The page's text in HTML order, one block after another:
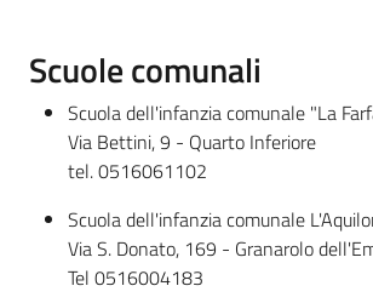
Newsletter
Scuole comunali
Scuola dell'infanzia comunale "La
Via Bettini, 9 - Quarto Inferiore
tel. 0516061102
Scuola dell'infanzia comunale
Via S. Donato, 169 - Granarolo
Tel 0516004183